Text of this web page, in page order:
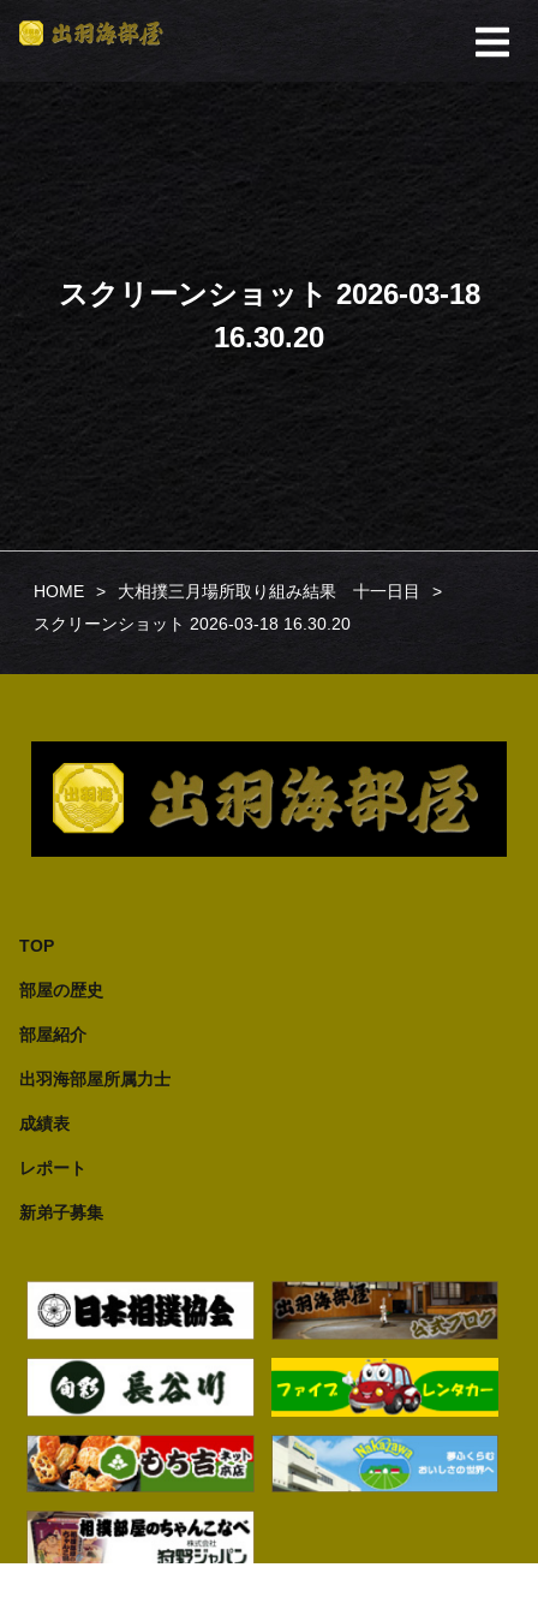
スクリーンショット 2026-03-18
16.30.20
HOME
大相撲三月場所取り組み結果 十一日目
スクリーンショット 2026-03-18 16.30.20
TOP
部屋の歴史
部屋紹介
出羽海部屋所属力士
成績表
レポート
新弟子募集